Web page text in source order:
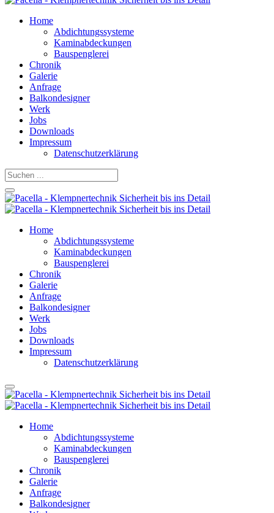
Home
Abdichtungssysteme
Kaminabdeckungen
Bauspenglerei
Chronik
Galerie
Anfrage
Balkondesigner
Werk
Jobs
Downloads
Impressum
Datenschutzerklärung
Home
Abdichtungssysteme
Kaminabdeckungen
Bauspenglerei
Chronik
Galerie
Anfrage
Balkondesigner
Werk
Jobs
Downloads
Impressum
Datenschutzerklärung
Home
Abdichtungssysteme
Kaminabdeckungen
Bauspenglerei
Chronik
Galerie
Anfrage
Balkondesigner